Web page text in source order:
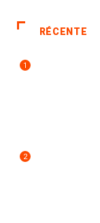
RÉCENTE
1
2